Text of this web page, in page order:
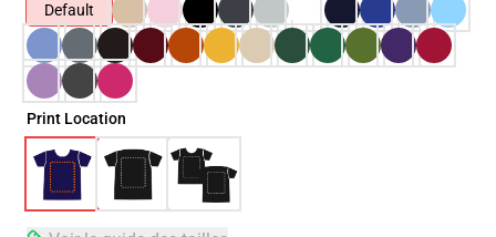
Default
Print Location